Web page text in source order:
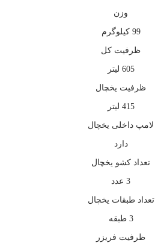
وزن
99 کیلوگرم
ظرفیت کل
605 لیتر
ظرفیت یخچال
415 لیتر
لامپ داخلی یخچال
دارد
تعداد کشو یخچال
3 عدد
تعداد طبقات یخچال
3 طبقه
ظرفیت فریزر